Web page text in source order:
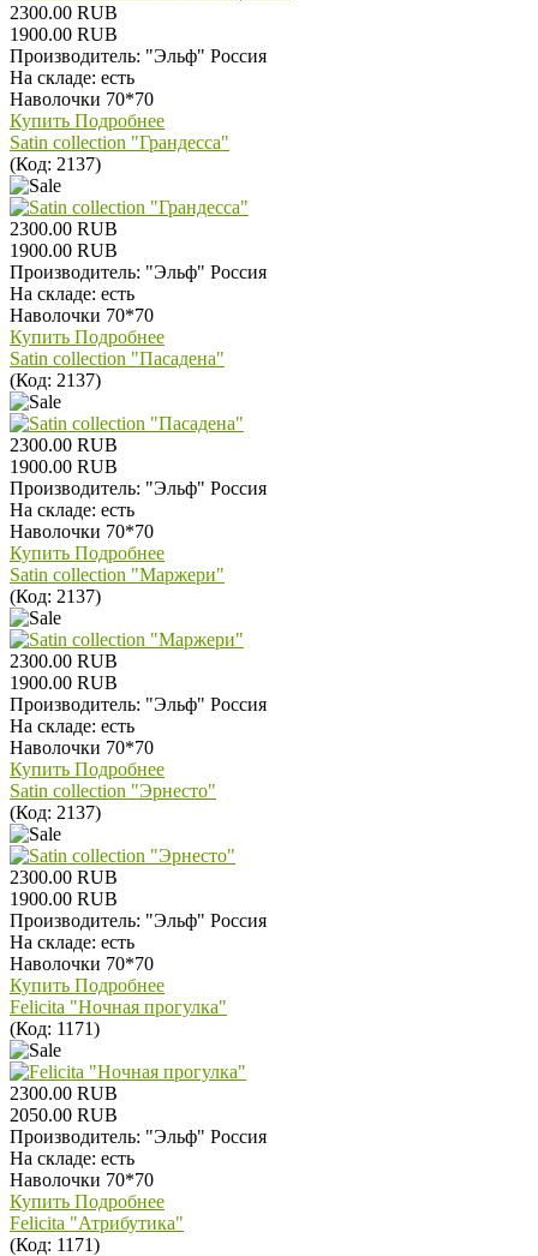
2300.00 RUB
1900.00 RUB
Производитель: "Эльф" Россия
На складе: есть
Наволочки 70*70
Купить Подробнее
Satin collection "Грандесса"
(Код: 2137)
2300.00 RUB
1900.00 RUB
Производитель: "Эльф" Россия
На складе: есть
Наволочки 70*70
Купить Подробнее
Satin collection "Пасадена"
(Код: 2137)
2300.00 RUB
1900.00 RUB
Производитель: "Эльф" Россия
На складе: есть
Наволочки 70*70
Купить Подробнее
Satin collection "Маржери"
(Код: 2137)
2300.00 RUB
1900.00 RUB
Производитель: "Эльф" Россия
На складе: есть
Наволочки 70*70
Купить Подробнее
Satin collection "Эрнесто"
(Код: 2137)
2300.00 RUB
1900.00 RUB
Производитель: "Эльф" Россия
На складе: есть
Наволочки 70*70
Купить Подробнее
Felicita "Ночная прогулка"
(Код: 1171)
2300.00 RUB
2050.00 RUB
Производитель: "Эльф" Россия
На складе: есть
Наволочки 70*70
Купить Подробнее
Felicita "Атрибутика"
(Код: 1171)